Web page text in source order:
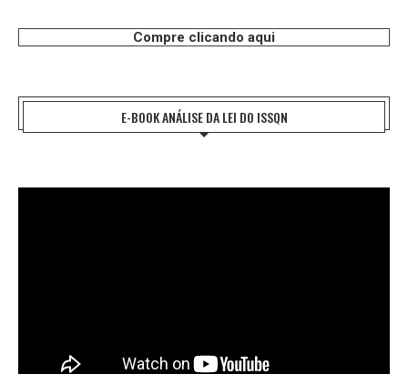
Compre clicando aqui
E-BOOK ANÁLISE DA LEI DO ISSQN